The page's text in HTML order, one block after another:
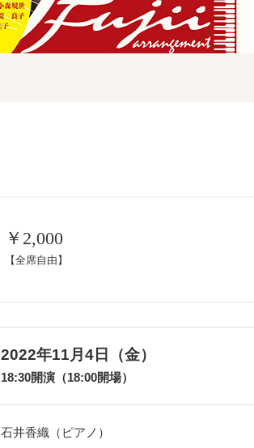
￥2,000
【全席自由】
2022年11月4日（金）
18:30開演（18:00開場）
石井香織（ピアノ）